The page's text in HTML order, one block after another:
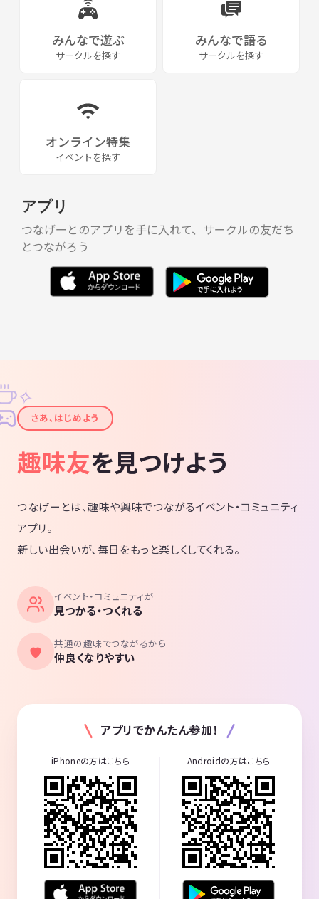
みんなで遊ぶ
サークルを探す
みんなで語る
サークルを探す
オンライン特集
イベントを探す
アプリ
つなげーとのアプリを手に入れて、サークルの友だち
とつながろう
✦
✧
さあ、はじめよう
趣味友を見つけよう
つなげーとは、趣味や興味でつながるイベント・コミュニティ
アプリ。
新しい出会いが、毎日をもっと楽しくしてくれる。
イベント・コミュニティが
見つかる・つくれる
共通の趣味でつながるから
仲良くなりやすい
アプリでかんたん参加！
iPhoneの方はこちら Androidの方はこちら